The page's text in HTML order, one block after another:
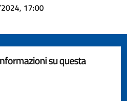
17:00
su questa